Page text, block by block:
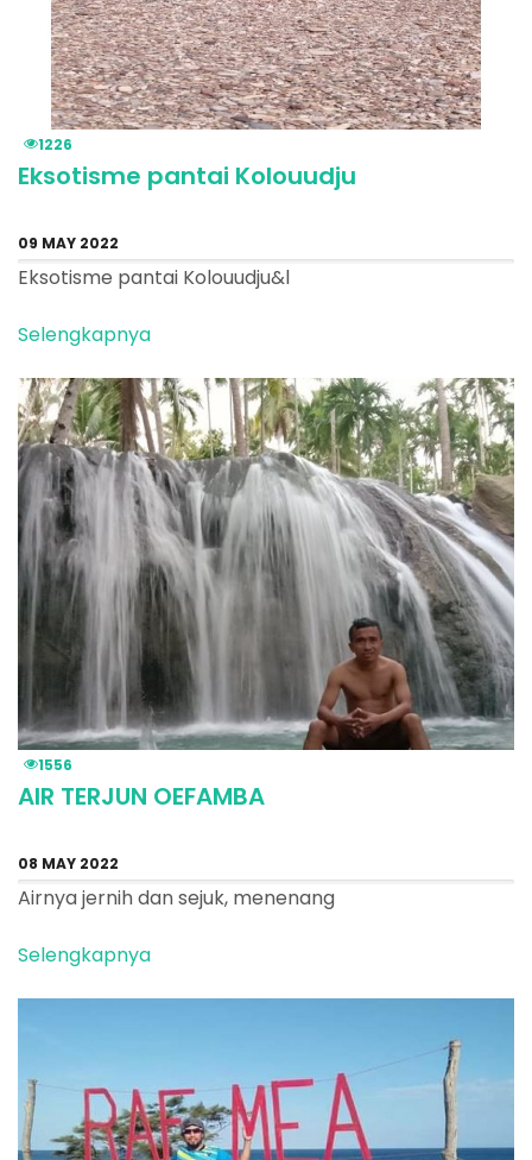
1226
Eksotisme pantai Kolouudju
09 MAY 2022
Eksotisme pantai Kolouudju&l
Selengkapnya
1556
AIR TERJUN OEFAMBA
08 MAY 2022
Airnya jernih dan sejuk, menenang
Selengkapnya